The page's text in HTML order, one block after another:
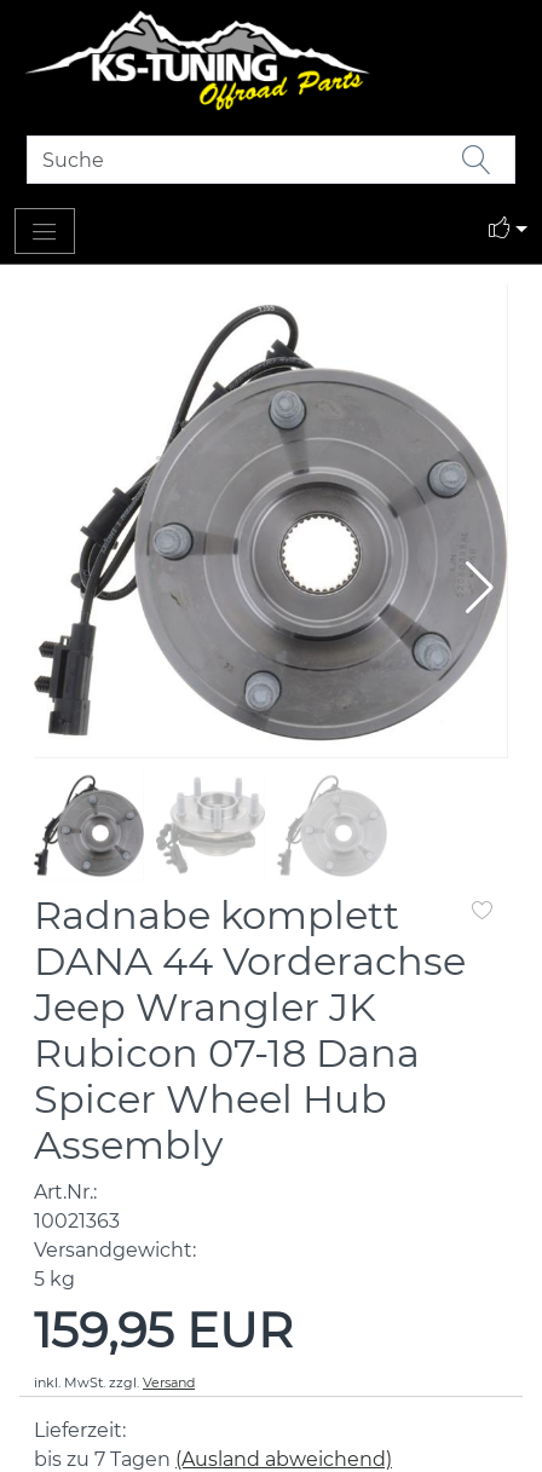
Radnabe komplett
DANA 44 Vorderachse
Jeep Wrangler JK
Rubicon 07-18 Dana
Spicer Wheel Hub
Assembly
Art.Nr.:
10021363
Versandgewicht:
5 kg
159,95 EUR
inkl. MwSt. zzgl. Versand
Lieferzeit:
bis zu 7 Tagen (Ausland abweichend)